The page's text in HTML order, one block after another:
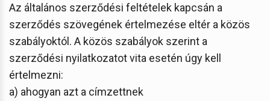
Az általános szerződési feltételek kapcsán a
szerződés szövegének értelmezése eltér a közös
szabályoktól. A közös szabályok szerint a
szerződési nyilatkozatot vita esetén úgy kell
értelmezni:
a) ahogyan azt a címzettnek